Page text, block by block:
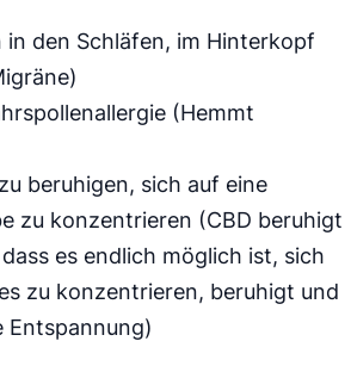
in den Schläfen, im Hinterkopf
(Hemmt
beruhigen, sich auf eine
zu konzentrieren (CBD beruhigt
es endlich möglich ist, sich
zu konzentrieren, beruhigt und
Entspannung)